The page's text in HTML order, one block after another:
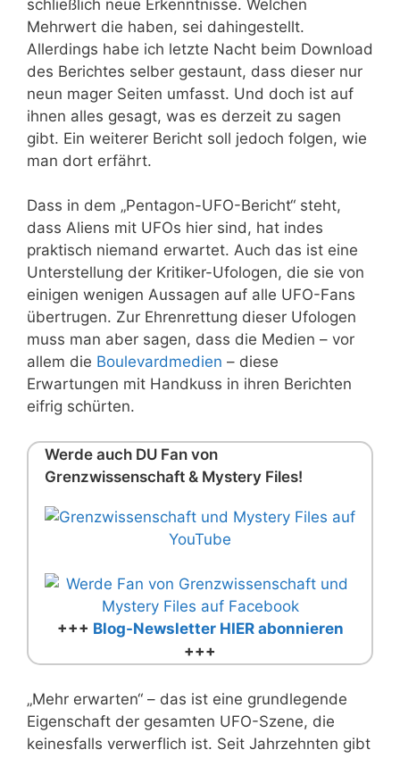
schließlich neue Erkenntnisse. Welchen
Mehrwert die haben, sei dahingestellt.
Allerdings habe ich letzte Nacht beim Download
des Berichtes selber gestaunt, dass dieser nur
neun mager Seiten umfasst. Und doch ist auf
ihnen alles gesagt, was es derzeit zu sagen
gibt. Ein weiterer Bericht soll jedoch folgen, wie
man dort erfährt.
Dass in dem „Pentagon-UFO-Bericht“ steht,
dass Aliens mit UFOs hier sind, hat indes
praktisch niemand erwartet. Auch das ist eine
Unterstellung der Kritiker-Ufologen, die sie von
einigen wenigen Aussagen auf alle UFO-Fans
übertrugen. Zur Ehrenrettung dieser Ufologen
muss man aber sagen, dass die Medien – vor
allem die Boulevardmedien – diese
Erwartungen mit Handkuss in ihren Berichten
eifrig schürten.
Werde auch DU Fan von
Grenzwissenschaft & Mystery Files!
+++ Blog-Newsletter HIER abonnieren
+++
„Mehr erwarten“ – das ist eine grundlegende
Eigenschaft der gesamten UFO-Szene, die
keinesfalls verwerflich ist. Seit Jahrzehnten gibt